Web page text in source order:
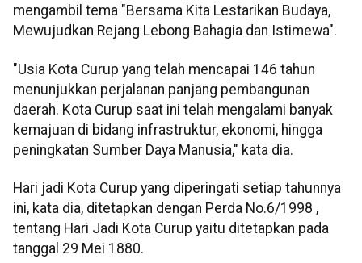
mengambil tema "Bersama Kita Lestarikan Budaya,
Mewujudkan Rejang Lebong Bahagia dan Istimewa".
"Usia Kota Curup yang telah mencapai 146 tahun
menunjukkan perjalanan panjang pembangunan
daerah. Kota Curup saat ini telah mengalami banyak
kemajuan di bidang infrastruktur, ekonomi, hingga
peningkatan Sumber Daya Manusia," kata dia.
Hari jadi Kota Curup yang diperingati setiap tahunnya
ini, kata dia, ditetapkan dengan Perda No.6/1998 ,
tentang Hari Jadi Kota Curup yaitu ditetapkan pada
tanggal 29 Mei 1880.